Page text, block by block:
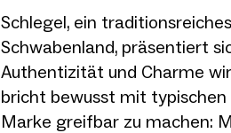
Schlegel, ein
Schwabenland, präsentiert
Authentizität und Charme
bricht bewusst mit typischen
Marke greifbar zu machen: